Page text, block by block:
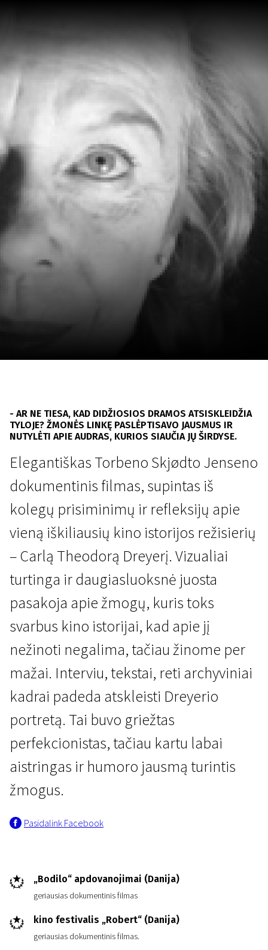
Scanoramos klasika - Carlas Theodoras Dreyeris
Carlas Th. Reyeris - mano
pašaukimas
1 val. 35 min. | Dokumentinis, Biografinis | N/A
- AR NE TIESA, KAD DIDŽIOSIOS DRAMOS ATSISKLEIDŽIA
TYLOJE? ŽMONĖS LINKĘ PASLĖPTISAVO JAUSMUS IR
NUTYLĖTI APIE AUDRAS, KURIOS SIAUČIA JŲ ŠIRDYSE.
Elegantiškas Torbeno Skjødto Jenseno
dokumentinis filmas, supintas iš
kolegų prisiminimų ir refleksijų apie
vieną iškiliausių kino istorijos režisierių
– Carlą Theodorą Dreyerį. Vizualiai
turtinga ir daugiasluoksnė juosta
pasakoja apie žmogų, kuris toks
svarbus kino istorijai, kad apie jį
nežinoti negalima, tačiau žinome per
mažai. Interviu, tekstai, reti archyviniai
kadrai padeda atskleisti Dreyerio
portretą. Tai buvo griežtas
perfekcionistas, tačiau kartu labai
aistringas ir humoro jausmą turintis
žmogus.
Pasidalink Facebook
„Bodilo“ apdovanojimai (Danija)
geriausias dokumentinis filmas
kino festivalis „Robert“ (Danija)
geriausias dokumentinis filmas.